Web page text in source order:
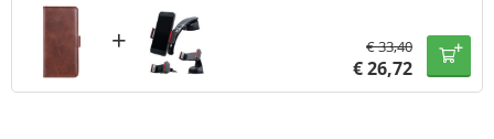
+ €33,40
€26,72